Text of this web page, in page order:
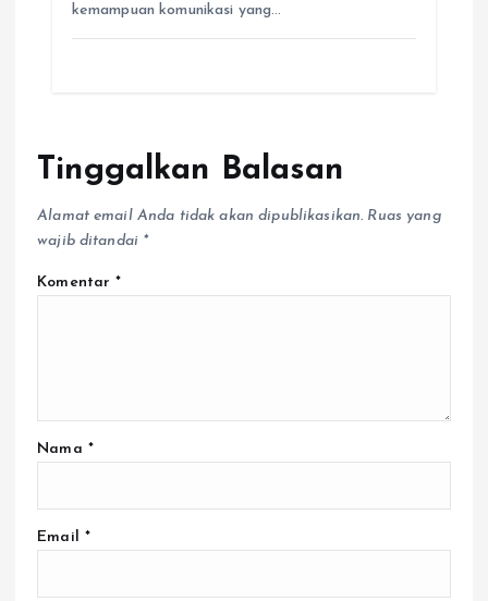
kemampuan komunikasi yang…
Tinggalkan Balasan
Alamat email Anda tidak akan dipublikasikan. Ruas yang
wajib ditandai *
Komentar*
Nama *
Email *